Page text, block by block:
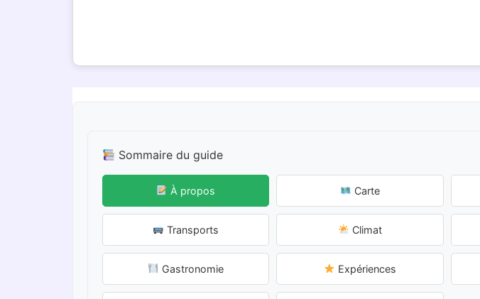
Sommaire du guide
À propos Carte
Transports Climat
Gastronomie Expériences